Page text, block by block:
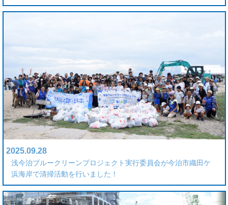
2025.09.28
浅今治ブルークリーンプロジェクト実行委員会が今治市織田ケ
浜海岸で清掃活動を行いました！